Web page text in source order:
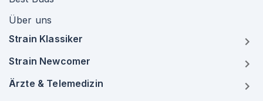
Über uns
Strain Klassiker
Strain Newcomer
Ärzte & Telemedizin